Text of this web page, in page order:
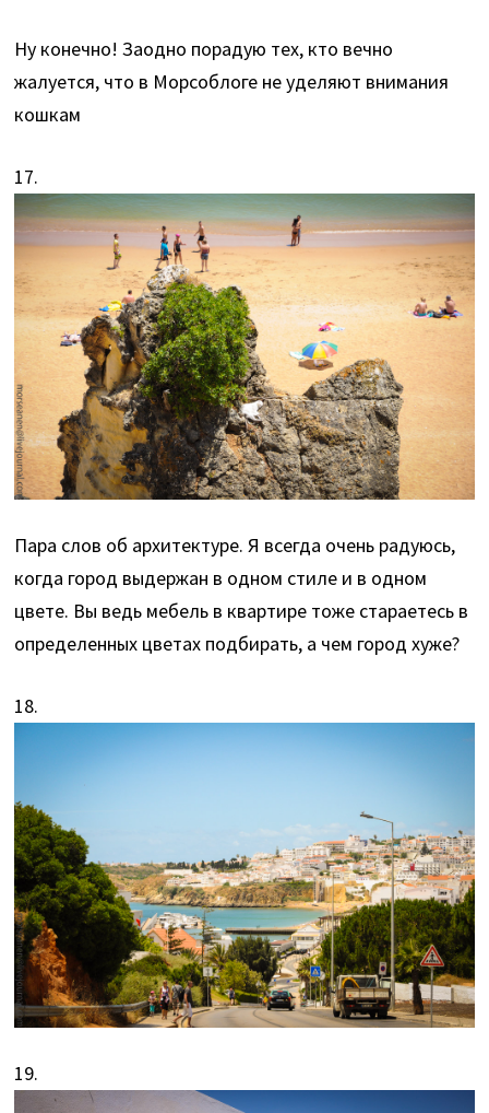
Ну конечно! Заодно порадую тех, кто вечно
жалуется, что в Морсоблоге не уделяют внимания
кошкам
17.
Пара слов об архитектуре. Я всегда очень радуюсь,
когда город выдержан в одном стиле и в одном
цвете. Вы ведь мебель в квартире тоже стараетесь в
определенных цветах подбирать, а чем город хуже?
18.
19.